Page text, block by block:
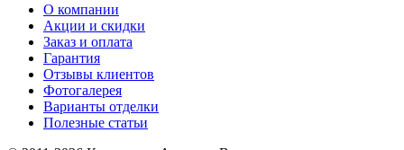
О компании
Акции и скидки
Заказ и оплата
Гарантия
Отзывы клиентов
Фотогалерея
Варианты отделки
Полезные статьи